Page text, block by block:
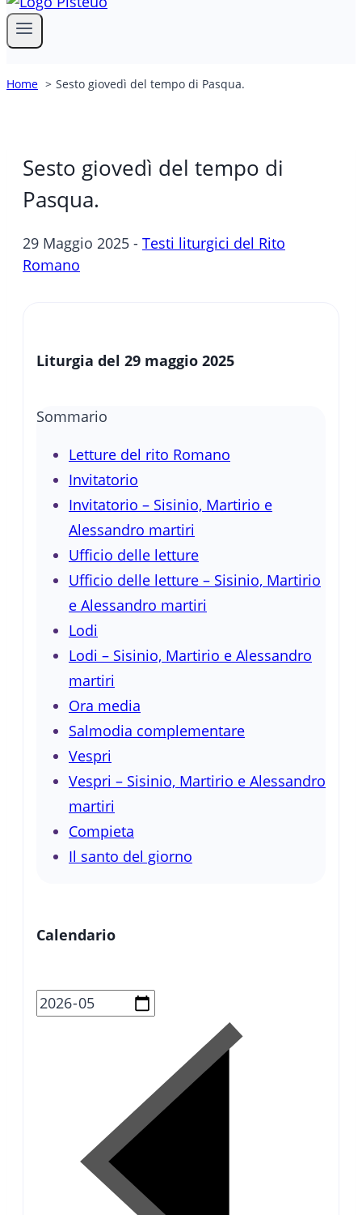
Home Sesto giovedì del tempo di Pasqua.
Sesto giovedì del tempo di
Pasqua.
29 Maggio 2025 - Testi liturgici del Rito
Romano
Liturgia del 29 maggio 2025
Sommario
Letture del rito Romano
Invitatorio
Invitatorio – Sisinio, Martirio e
Alessandro martiri
Ufficio delle letture
Ufficio delle letture – Sisinio, Martirio
e Alessandro martiri
Lodi
Lodi – Sisinio, Martirio e Alessandro
martiri
Ora media
Salmodia complementare
Vespri
Vespri – Sisinio, Martirio e Alessandro
martiri
Compieta
Il santo del giorno
Calendario